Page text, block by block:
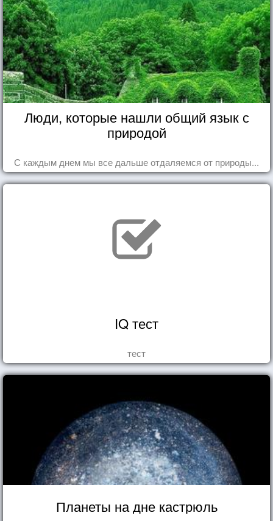
Люди, которые нашли общий язык с
природой
С каждым днем мы все дальше отдаляемся от природы...
IQ тест
тест
Планеты на дне кастрюль